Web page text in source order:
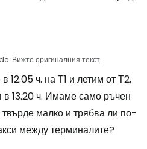
Вижте оригиналния текст
12.05 ч. на Т1 и летим от Т2,
в 13.20 ч. Имаме само ръчен
малко и трябва ли по-
между терминалите?